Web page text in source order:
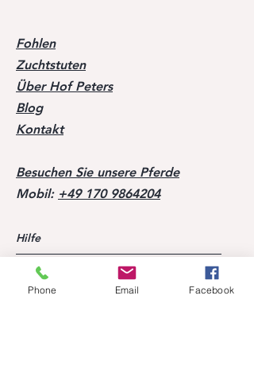
Fohlen
Zuchtstuten
Über Hof Peters
Blog
Kontakt
Besuchen Sie unsere Pferde
Mobil: +49 170 9864204
Hilfe
FAQ
Phone Email Facebook